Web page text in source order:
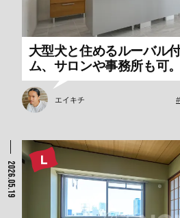
大型犬と住めるルーバル
ム、サロンや事務所も可。
エイキチ
2026.05.19